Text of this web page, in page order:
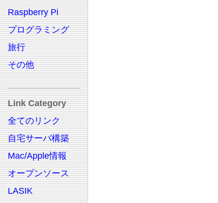
Raspberry Pi
プログラミング
旅行
その他
Link Category
全てのリンク
自宅サーバ構築
Mac/Apple情報
オープンソース
LASIK